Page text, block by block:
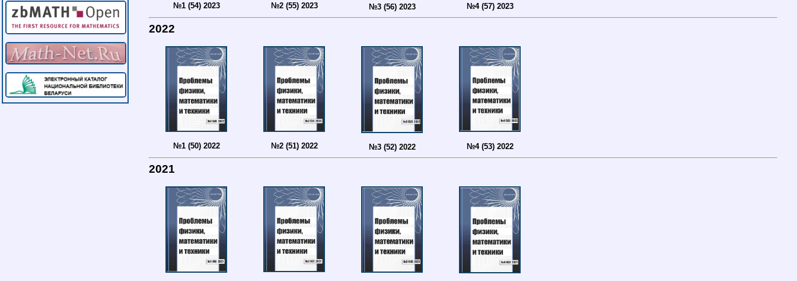
№1 (54) 2023 №2 (55) 2023 №3 (56) 2023 №4 (57) 2023
2022
№1 (50) 2022 №2 (51) 2022 №3 (52) 2022 №4 (53) 2022
2021